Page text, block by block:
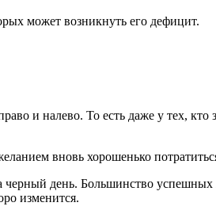
может возникнуть его дефицит.
и налево. То есть даже у тех, кто
вновь хорошенько
день. Большинство успешных
изменится.